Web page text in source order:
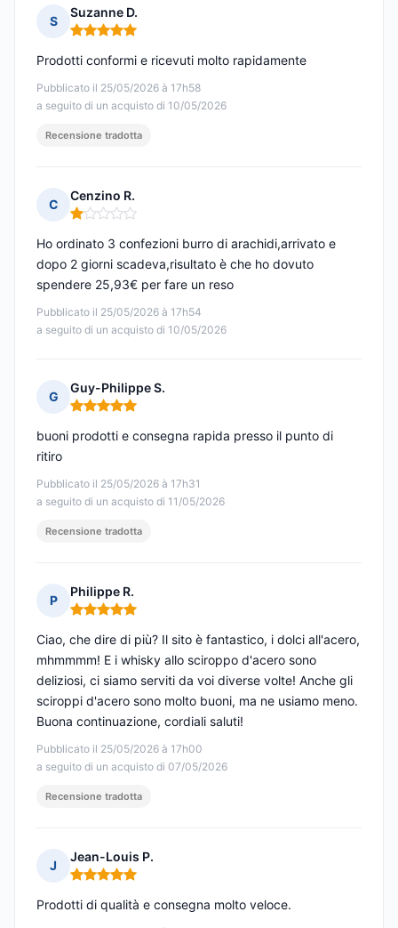
S
Suzanne D.
Nota: 5 su 5
Pubblicato il 25/05/2026 à 17h58
a seguito di un acquisto di 10/05/2026
Prodotti conformi e ricevuti molto rapidamente
Recensione tradotta
C
Cenzino R.
Nota: 1 su 5
Pubblicato il 25/05/2026 à 17h54
a seguito di un acquisto di 10/05/2026
Ho ordinato 3 confezioni burro di arachidi,arrivato e
dopo 2 giorni scadeva,risultato è che ho dovuto
spendere 25,93€ per fare un reso
G
Guy-Philippe S.
Nota: 5 su 5
Pubblicato il 25/05/2026 à 17h31
a seguito di un acquisto di 11/05/2026
buoni prodotti e consegna rapida presso il punto di
ritiro
Recensione tradotta
P
Philippe R.
Nota: 5 su 5
Pubblicato il 25/05/2026 à 17h00
a seguito di un acquisto di 07/05/2026
Ciao, che dire di più? Il sito è fantastico, i dolci all'acero,
mhmmmm! E i whisky allo sciroppo d'acero sono
deliziosi, ci siamo serviti da voi diverse volte! Anche gli
sciroppi d'acero sono molto buoni, ma ne usiamo meno.
Buona continuazione, cordiali saluti!
Recensione tradotta
J
Jean-Louis P.
Nota: 5 su 5
Prodotti di qualità e consegna molto veloce.